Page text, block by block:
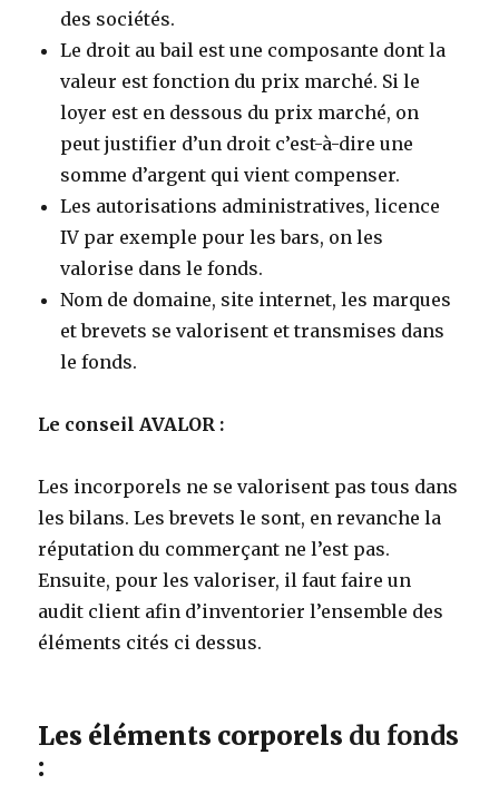
des sociétés.
Le droit au bail est une composante dont la
valeur est fonction du prix marché. Si le
loyer est en dessous du prix marché, on
peut justifier d’un droit c’est-à-dire une
somme d’argent qui vient compenser.
Les autorisations administratives, licence
IV par exemple pour les bars, on les
valorise dans le fonds.
Nom de domaine, site internet, les marques
et brevets se valorisent et transmises dans
le fonds.
Le conseil AVALOR :
Les incorporels ne se valorisent pas tous dans
les bilans. Les brevets le sont, en revanche la
réputation du commerçant ne l’est pas.
Ensuite, pour les valoriser, il faut faire un
audit client afin d’inventorier l’ensemble des
éléments cités ci dessus.
Les éléments corporels du fonds
: